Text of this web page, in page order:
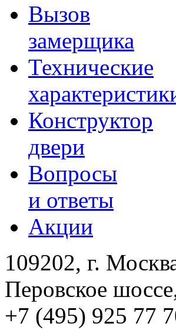
Вызов
замерщика
Технические
Конструктор
двери
Вопросы
и ответы
Акции
109202, г.
Перовское
+7 (495) 925 77